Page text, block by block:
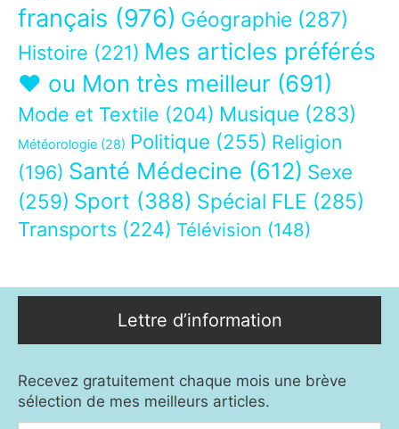
français (976) Géographie (287)
Histoire (221) Mes articles préférés
❤ ou Mon très meilleur (691)
Mode et Textile (204) Musique (283)
Météorologie (28) Politique (255) Religion
(196) Santé Médecine (612) Sexe
(259) Sport (388) Spécial FLE (285)
Transports (224) Télévision (148)
Lettre d’information
Recevez gratuitement chaque mois une brève
sélection de mes meilleurs articles.